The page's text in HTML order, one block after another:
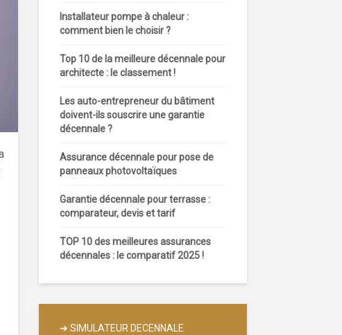
Installateur pompe à chaleur :
comment bien le choisir ?
Top 10 de la meilleure décennale pour
architecte : le classement !
Les auto-entrepreneur du bâtiment
doivent-ils souscrire une garantie
décennale ?
Assurance décennale pour pose de
panneaux photovoltaïques
Garantie décennale pour terrasse :
comparateur, devis et tarif
TOP 10 des meilleures assurances
décennales : le comparatif 2025 !
➔ SIMULATEUR DECENNALE